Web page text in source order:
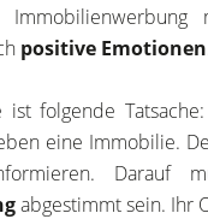
Immobilienwerbung
positive Emotionen
folgende
eine Immobilie.
Darauf
abgestimmt sein. Ihr